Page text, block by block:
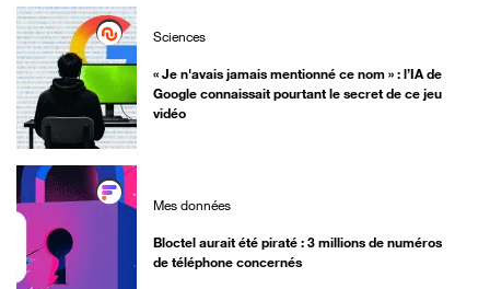
Sciences
« Je n'avais jamais mentionné ce nom » : l’IA de
Google connaissait pourtant le secret de ce jeu
vidéo
Mes données
Bloctel aurait été piraté : 3 millions de numéros
de téléphone concernés